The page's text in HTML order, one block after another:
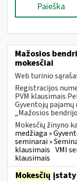
Paieška
Mažosios
mokesčiai
Web turinio
Registracijos
PVM klausimais
Gyventojų
„Mažosios
Mokesčių žinyno
medžiaga »
seminarai »
klausimais VMI
klausimais
Mokesčių